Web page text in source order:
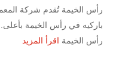
رأس الخيمة تُقدم شركة
باركيه في رأس الخيمة
رأس الخيمة اقرأ المزيد